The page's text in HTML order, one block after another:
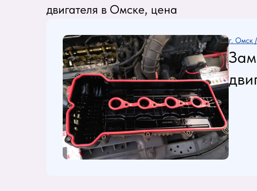
двигателя в Омске, цена
г. Омск